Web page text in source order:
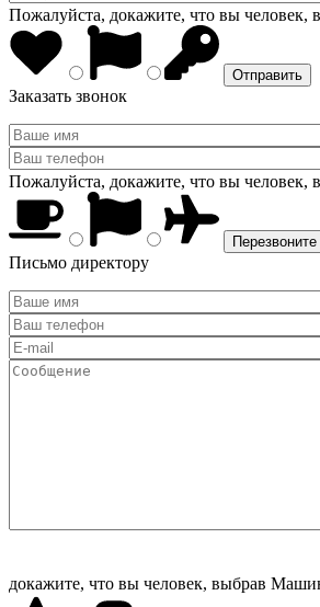
Пожалуйста, докажите, что вы человек,
Заказать звонок
Пожалуйста, докажите, что вы человек,
Письмо директору
докажите, что вы человек, выбрав